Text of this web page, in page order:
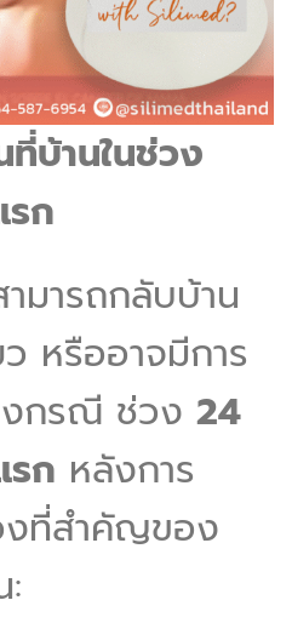
ที่บ้านในช่วง
ก
มารถกลับบ้าน
หรืออาจมีการ
งกรณี ช่วง 24
ก หลังการ
งที่สำคัญของ